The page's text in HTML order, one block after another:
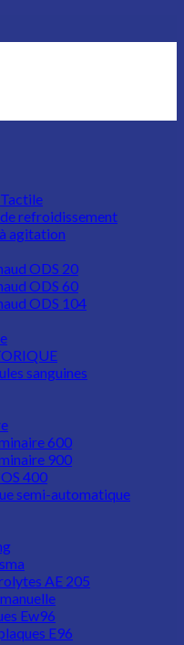
refroidissement
agitation
ODS 20
ODS 60
ODS 104
sanguines
600
900
400
semi-automatique
AE 205
Ew96
E96